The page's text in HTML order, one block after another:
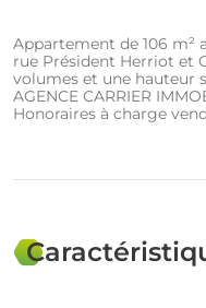
Appartement de 106 m²
rue Président Herriot et
volumes et une hauteur
AGENCE CARRIER
Honoraires à charge